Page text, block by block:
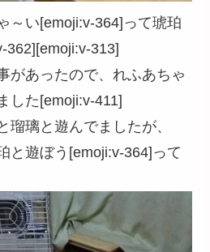
～い[emoji:v-364]って琥珀
362][emoji:v-313]
があったので、れふあちゃ
した[emoji:v-411]
瑠璃と遊んでましたが、
と遊ぼう[emoji:v-364]って